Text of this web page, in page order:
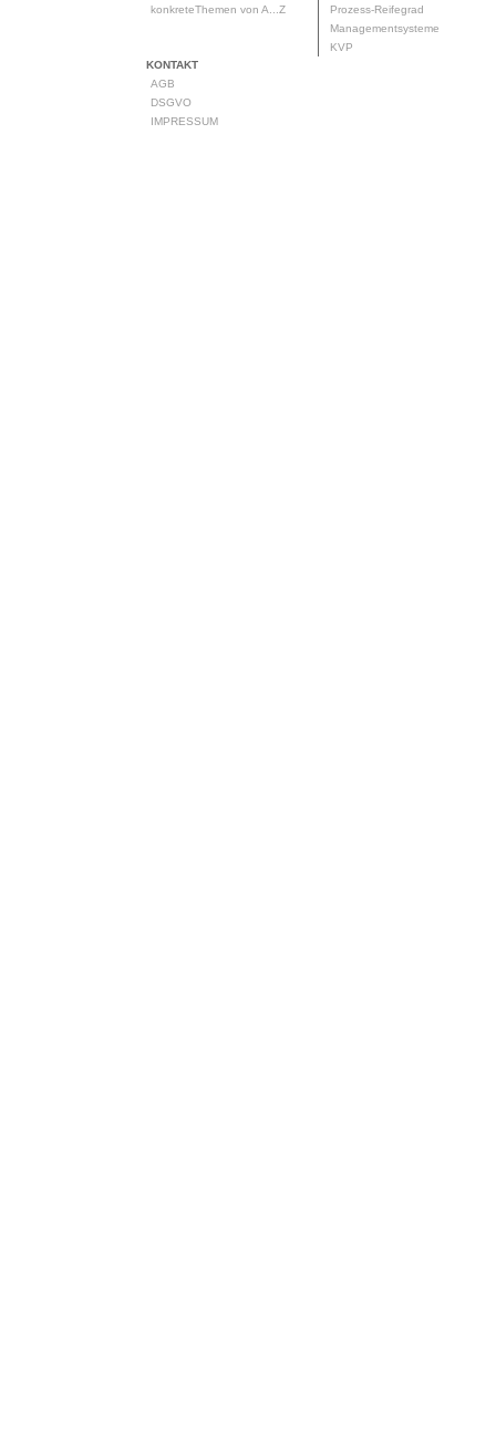
konkreteThemen von A...Z
Prozess-Reifegrad
Managementsysteme
KVP
KONTAKT
AGB
DSGVO
IMPRESSUM